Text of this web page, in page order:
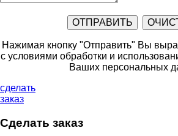
Нажимая кнопку "Отправить" Вы
с условиями обработки и
Ваших персональных
сделать
заказ
Сделать заказ